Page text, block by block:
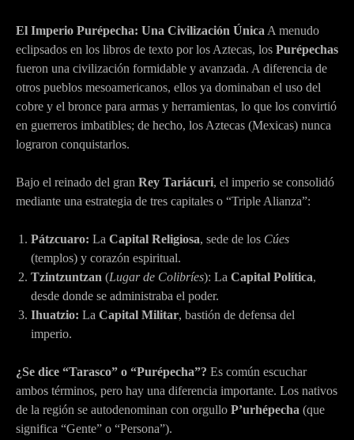
El Imperio Purépecha: Una Civilización Única A menudo
eclipsados en los libros de texto por los Aztecas, los Purépechas
fueron una civilización formidable y avanzada. A diferencia de
otros pueblos mesoamericanos, ellos ya dominaban el uso del
cobre y el bronce para armas y herramientas, lo que los convirtió
en guerreros imbatibles; de hecho, los Aztecas (Mexicas) nunca
lograron conquistarlos.
Bajo el reinado del gran Rey Tariácuri, el imperio se consolidó
mediante una estrategia de tres capitales o “Triple Alianza”:
Pátzcuaro: LaCapital Religiosa, sede de los Cúes
(templos) y corazón espiritual.
Tzintzuntzan (Lugar de Colibríes): LaCapital Política,
desde donde se administraba el poder.
Ihuatzio: LaCapital Militar, bastión de defensa del
imperio.
¿Se dice “Tarasco” o “Purépecha”? Es común escuchar
ambos términos, pero hay una diferencia importante. Los nativos
de la región se autodenominan con orgullo P’urhépecha (que
significa “Gente” o “Persona”).